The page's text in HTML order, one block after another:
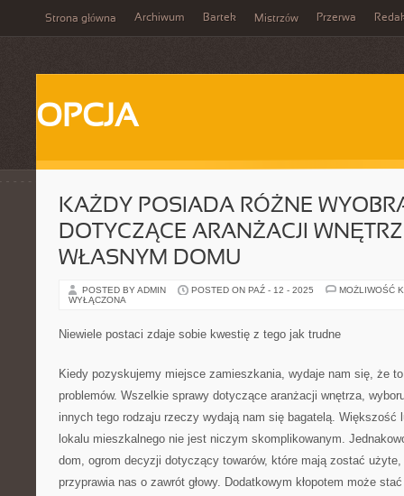
Strona główna Archiwum Bartek Mistrzów Przerwa
OPCJA
KAŻDY POSIADA RÓŻNE
DOTYCZĄCE ARANŻACJI
WŁASNYM DOMU
POSTED BY ADMIN POSTED ON PAŹ - 12 - 2025
MOŻLIWOŚĆ
WYŁĄCZONA
Niewiele postaci zdaje sobie kwestię z tego jak trudne
Kiedy pozyskujemy miejsce zamieszkania, wydaje nam się, że
problemów. Wszelkie sprawy dotyczące aranżacji wnętrza,
innych tego rodzaju rzeczy wydają nam się bagatelą. Większość
lokalu mieszkalnego nie jest niczym skomplikowanym.
dom, ogrom decyzji dotyczący towarów, które mają zostać
przyprawia nas o zawrót głowy. Dodatkowym kłopotem może